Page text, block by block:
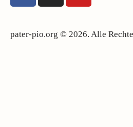
pater-pio.org © 2026. Alle